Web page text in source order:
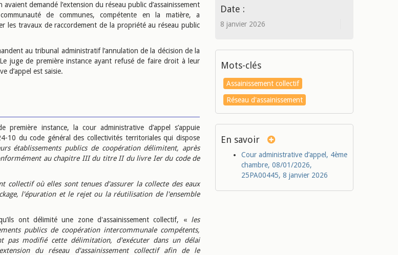
avaient demandé l’extension du réseau public d’assainissement
de communes, compétente en la matière, a
les travaux de raccordement de la propriété au réseau public
au tribunal administratif l’annulation de la décision de la
juge de première instance ayant refusé de faire droit à leur
d’appel est saisie.
première instance, la cour administrative d’appel s’appuie
10 du code général des collectivités territoriales qui dispose
établissements publics de coopération délimitent, après
au chapitre III du titre II du livre Ier du code de
collectif où elles sont tenues d'assurer la collecte des eaux
l'épuration et le rejet ou la réutilisation de l'ensemble
ont délimité une zone d'assainissement collectif, « les
publics de coopération intercommunale compétents,
pas modifié cette délimitation, d'exécuter dans un délai
du réseau d'assainissement collectif afin de le
Date :
8 janvier 2026
Mots-clés
Assainissement collectif
Réseau d'assainissement
En savoir
Cour administrative d’appel, 4ème
chambre, 08/01/2026,
25PA00445, 8 janvier 2026